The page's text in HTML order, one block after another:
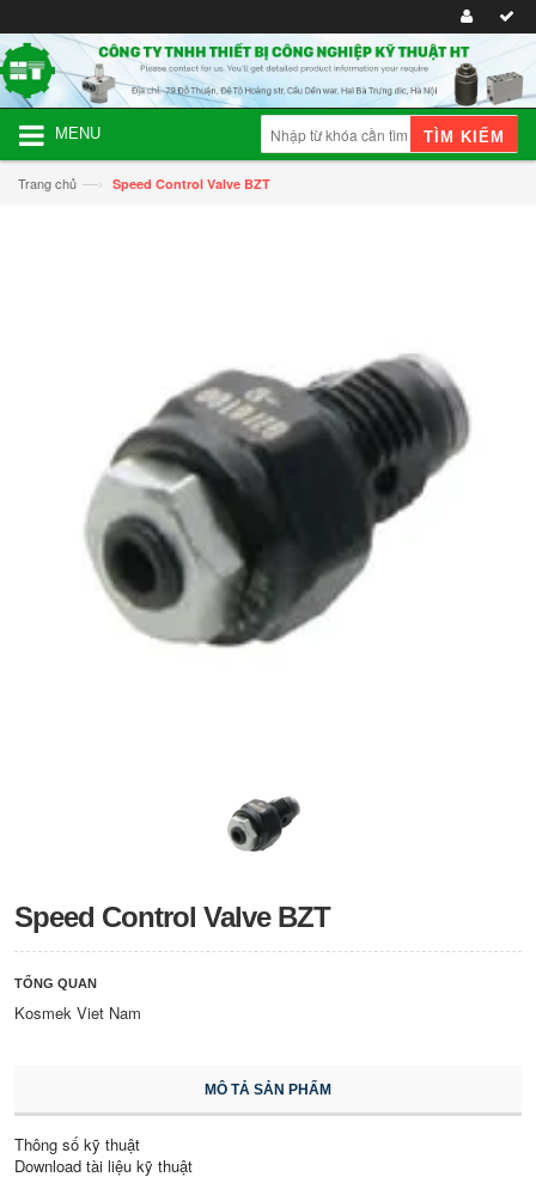
MENU TÌM KIẾM
Trang chủ —› Speed Control Valve BZT
Speed Control Valve BZT
TỔNG QUAN
Kosmek Viet Nam
MÔ TẢ SẢN PHẨM
Thông số kỹ thuật
Download tài liệu kỹ thuật